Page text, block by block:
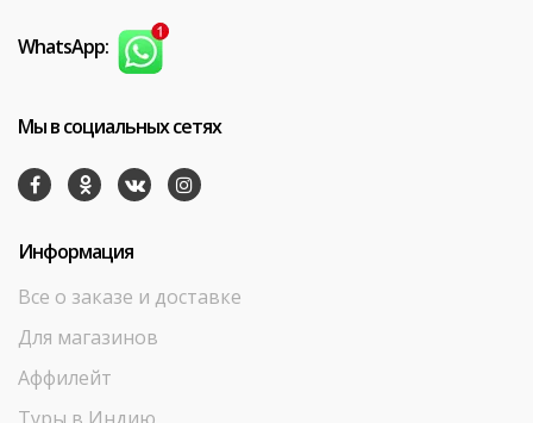
WhatsApp:
Мы в социальных сетях
Информация
Все о заказе и доставке
Для магазинов
Аффилейт
Туры в Индию